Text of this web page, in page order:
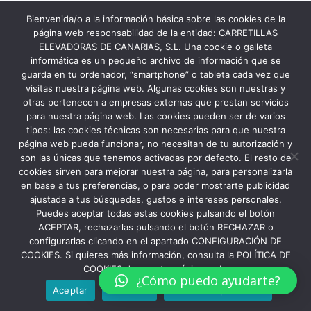
¿Cómo puedo ayudarte?
Bienvenida/o a la información básica sobre las cookies de la
página web responsabilidad de la entidad: CARRETILLAS
ELEVADORAS DE CANARIAS, S.L. Una cookie o galleta
informática es un pequeño archivo de información que se
guarda en tu ordenador, “smartphone” o tableta cada vez que
visitas nuestra página web. Algunas cookies son nuestras y
otras pertenecen a empresas externas que prestan servicios
para nuestra página web. Las cookies pueden ser de varios
tipos: las cookies técnicas son necesarias para que nuestra
página web pueda funcionar, no necesitan de tu autorización y
son las únicas que tenemos activadas por defecto. El resto de
cookies sirven para mejorar nuestra página, para personalizarla
en base a tus preferencias, o para poder mostrarte publicidad
ajustada a tus búsquedas, gustos e intereses personales.
Puedes aceptar todas estas cookies pulsando el botón
ACEPTAR, rechazarlas pulsando el botón RECHAZAR o
configurarlas clicando en el apartado CONFIGURACIÓN DE
COOKIES. Si quieres más información, consulta la POLÍTICA DE
COOKIES de nuestra página web.
Aceptar
Rechazar Política de privacidad